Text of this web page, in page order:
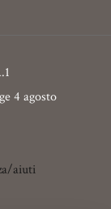
4 agosto
aiuti